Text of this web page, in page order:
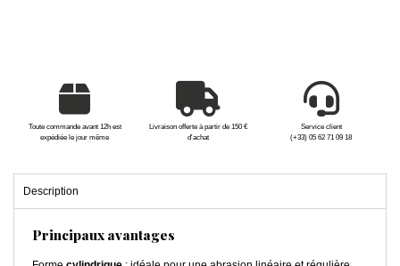
Toute commande avant 12h est
expédiée le jour même
Livraison offerte à partir de 150 €
d'achat
Service client
(+33) 05 62 71 09 18
Description
Principaux avantages